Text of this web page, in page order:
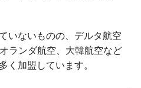
いないものの、デルタ航空
ランダ航空、大韓航空など
く加盟しています。